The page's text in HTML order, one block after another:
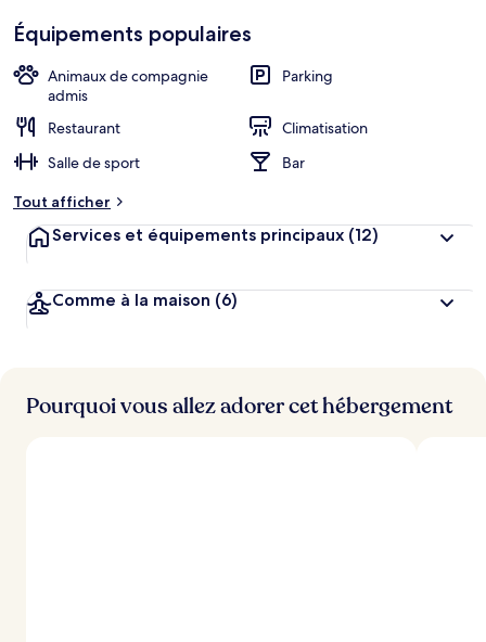
Équipements populaires
Animaux de compagnie
admis
Parking
Restaurant
Climatisation
Salle de sport
Bar
Tout afficher
Services et équipements principaux (12)
Comme à la maison (6)
Pourquoi vous allez adorer cet hébergement